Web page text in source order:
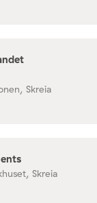
Skreia
Skreia